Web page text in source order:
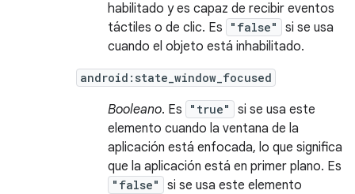
habilitado y es capaz de recibir eventos
táctiles o de clic. Es
"false"
si se usa
cuando el objeto está inhabilitado.
android:state_window_focused
Booleano. Es "true"
si se usa este
elemento cuando la ventana de la
aplicación está enfocada, lo que significa
que la aplicación está en primer plano. Es
"false"
si se usa este elemento